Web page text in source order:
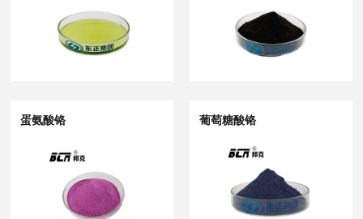
蛋氨酸铬 葡萄糖酸铬